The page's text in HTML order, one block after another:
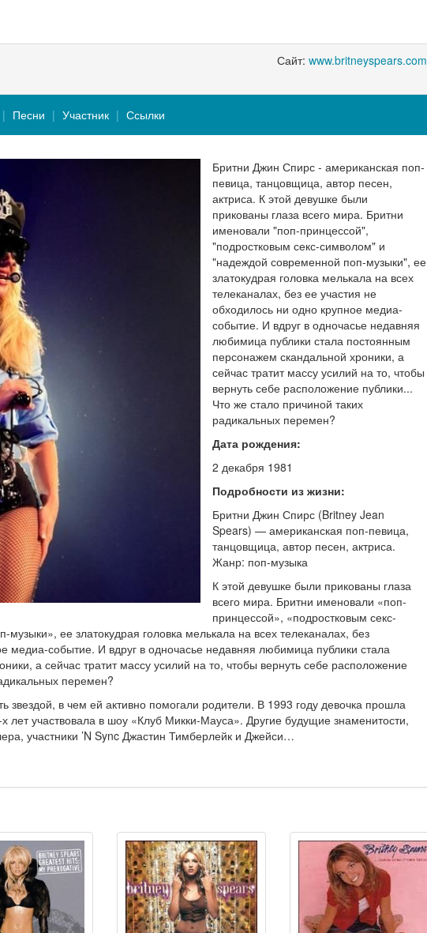
Сайт: www.britneyspears.com
Песни Участник Ссылки
Бритни Джин Спирс - американская поп-
певица, танцовщица, автор песен,
актриса. К этой девушке были
прикованы глаза всего мира. Бритни
именовали "поп-принцессой",
"подростковым секс-символом" и
"надеждой современной поп-музыки", ее
златокудрая головка мелькала на всех
телеканалах, без ее участия не
обходилось ни одно крупное медиа-
событие. И вдруг в одночасье недавняя
любимица публики стала постоянным
персонажем скандальной хроники, а
сейчас тратит массу усилий на то, чтобы
вернуть себе расположение публики...
Что же стало причиной таких
радикальных перемен?
Дата рождения:
2 декабря 1981
Подробности из жизни:
Бритни Джин Спирс (Britney Jean
Spears) — американская поп-певица,
танцовщица, автор песен, актриса.
Жанр: поп-музыка
К этой девушке были прикованы глаза
всего мира. Бритни именовали «поп-
принцессой», «подростковым секс-
ее златокудрая головка мелькала на всех телеканалах, без
медиа-событие. И вдруг в одночасье недавняя любимица публики стала
а сейчас тратит массу усилий на то, чтобы вернуть себе расположение
перемен?
звездой, в чем ей активно помогали родители. В 1993 году девочка прошла
лет участвовала в шоу «Клуб Микки-Мауса». Другие будущие знаменитости,
участники ’N Sync Джастин Тимберлейк и Джейси…